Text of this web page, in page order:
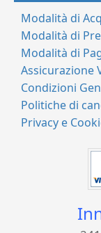
Modalità di
Modalità di
Modalità di
Assicurazione
Condizioni
Politiche di
Privacy e